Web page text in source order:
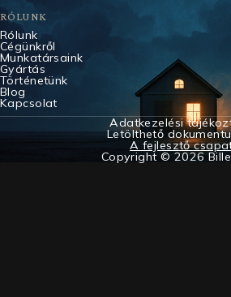
RÓLUNK
Rólunk
Cégünkről
Munkatársaink
Gyártás
Történetünk
Blog
Kapcsolat
Copyright © 2026
Adatkezelési
Letölthető
A fejlesztő